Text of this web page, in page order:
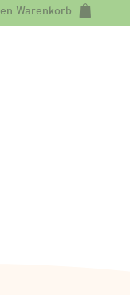
Warenkorb